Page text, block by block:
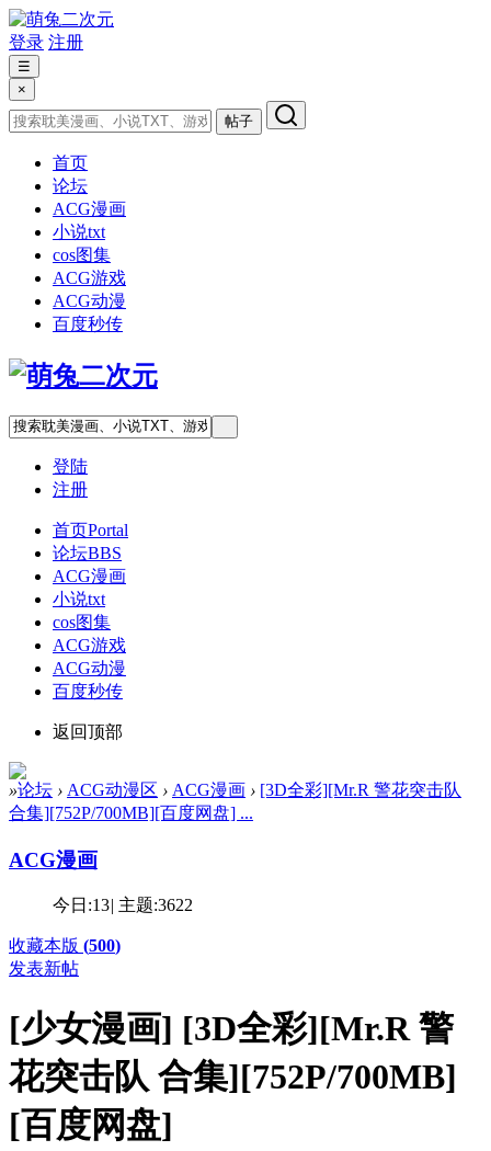
登录 注册
☰
×
帖子
首页
论坛
ACG漫画
小说txt
cos图集
ACG游戏
ACG动漫
百度秒传
登陆
注册
首页Portal
论坛BBS
ACG漫画
小说txt
cos图集
ACG游戏
ACG动漫
百度秒传
返回顶部
»论坛 › ACG动漫区 › ACG漫画 › [3D全彩][Mr.R 警花突击队
合集][752P/700MB][百度网盘] ...
ACG漫画
今日:13| 主题:3622
收藏本版 (500)
发表新帖
[少女漫画] [3D全彩][Mr.R 警
花突击队 合集][752P/700MB]
[百度网盘]